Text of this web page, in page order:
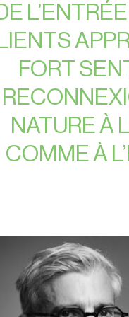
FORT
NATURE À
COMME À